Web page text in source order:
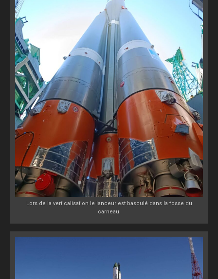
Lors de la verticalisation le lanceur est basculé dans la fosse du
carneau.